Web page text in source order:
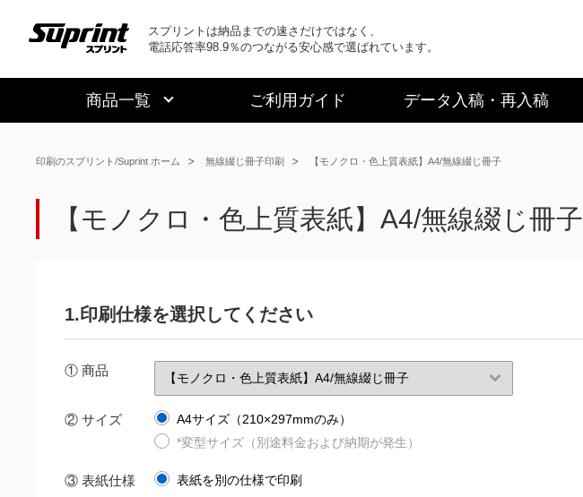
スプリントは納品までの速さだけではなく、
電話応答率98.9％のつながる安心感で選ばれています。
商品一覧 ご利用ガイド データ入稿 ・再入稿
印刷のスプリント/Suprint ホーム 無線綴じ冊子印刷 【モノクロ・色上質表紙】A4/無線綴じ冊子
【モノクロ・色上質表紙】A4/無線綴じ冊子
1.印刷仕様を選択してください
① 商品
② サイズ
A4サイズ（210×297mmのみ）
*変型サイズ（別途料金および納期が発生）
③ 表紙仕様 表紙を別の仕様で印刷